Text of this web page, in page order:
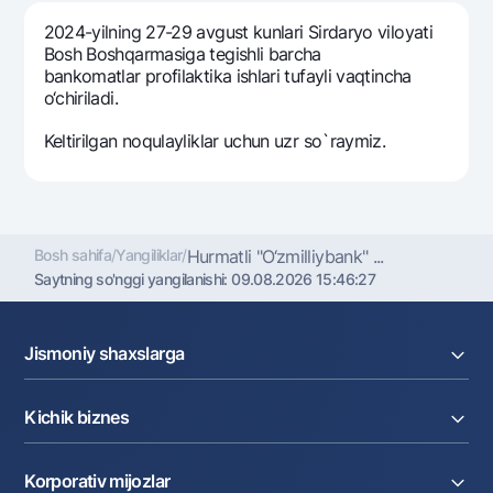
Hamma uchun USD uchun
Talab qilib olinguncha USD
NBU’dan oltin quymalar
UzCard/HUMO
Visa
Visa FIFA
Mastercard
Eskrou hisobvarag‘i
Tariflar
Aksiyalar
Sayt bo‘yicha qidiring
Qidirish
Foydali havolalar
Ko'p beriladigan savollar
Matbuot markazi
2024-yilning 27-29 avgust kunlari Sirdaryo viloyati
Bosh Boshqarmasiga tegishli barcha
bankomatlar profilaktika ishlari tufayli vaqtincha
o‘chiriladi.
Keltirilgan noqulayliklar uchun uzr so`raymiz.
Bosh sahifa/Yangiliklar/Hurmatli "O‘zmilliybank" ...
Saytning so'nggi yangilanishi:09.08.2026 15:46:27
Jismoniy shaxslarga
Omonatlar
Kartalar
Pul oʻtkazmalari
Kichik biznes
Korporativ mijozlar